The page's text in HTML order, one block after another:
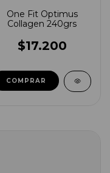
One Fit Optimus
Collagen 240grs
$17.200
COMPRAR